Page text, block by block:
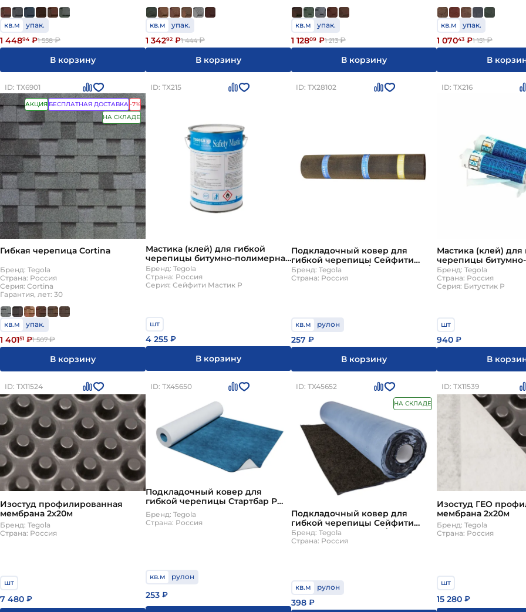
кв.м упак.
1 44894 ₽1 558₽
В корзину
кв.м упак.
1 34292 ₽1 444₽
В корзину
кв.м упак.
1 12809 ₽1 213₽
В корзину
кв.м упак.
1 07043 ₽1 151₽
В
ID: ТХ6901
АКЦИЯ БЕСПЛАТНАЯ ДОСТАВКА-7%
НА СКЛАДЕ
Гибкая черепица Cortina
Бренд: Tegola
Страна: Россия
Серия: Cortina
Гарантия, лет: 30
кв.м упак.
1 40151 ₽1 507₽
В корзину
ID: ТХ215
Мастика (клей) для гибкой
черепицы битумно-полимерная
4л (5кг) Tegola Сейфити Мастик
Р
Бренд: Tegola
Страна: Россия
Серия: Сейфити Мастик Р
шт
4 255 ₽
В корзину
ID: ТХ28102
Подкладочный ковер для
гибкой черепицы Сейфити
Бейз 2 c полосой/overlap 15
кв.м./рул Tegola
Бренд: Tegola
Страна: Россия
кв.м рулон
257 ₽
В корзину
ID: ТХ216
Мастика (клей) для
черепицы
0,31л Tegola
Бренд: Tegola
Страна: Россия
Серия: Битустик Р
шт
940 ₽
В
ID: ТХ11524
Изостуд профилированная
мембрана 2х20м
Бренд: Tegola
Страна: Россия
шт
7 480 ₽
ID: ТХ45650
Подкладочный ковер для
гибкой черепицы Стартбар Р
1x30м Tegola
Бренд: Tegola
Страна: Россия
кв.м рулон
253 ₽
ID: ТХ45652
НА СКЛАДЕ
Подкладочный ковер для
гибкой черепицы Сейфити
Бейз Силбар 20 кв.м./рул Tegola
Бренд: Tegola
Страна: Россия
кв.м рулон
398 ₽
ID: ТХ11539
Изостуд ГЕО
мембрана 2х20м
Бренд: Tegola
Страна: Россия
шт
15 280 ₽